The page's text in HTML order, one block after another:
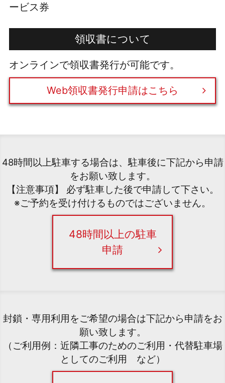
ービス券
領収書について
オンラインで領収書発行が可能です。
Web領収書発行申請はこちら
48時間以上駐車する場合は、駐車後に下記から申請
をお願い致します。
【注意事項】 必ず駐車した後で申請して下さい。
※ご予約を受け付けるものではございません。
48時間以上の駐車
申請
封鎖・専用利用をご希望の場合は下記から申請をお
願い致します。
（ご利用例：近隣工事のためのご利用・代替駐車場
としてのご利用 など）